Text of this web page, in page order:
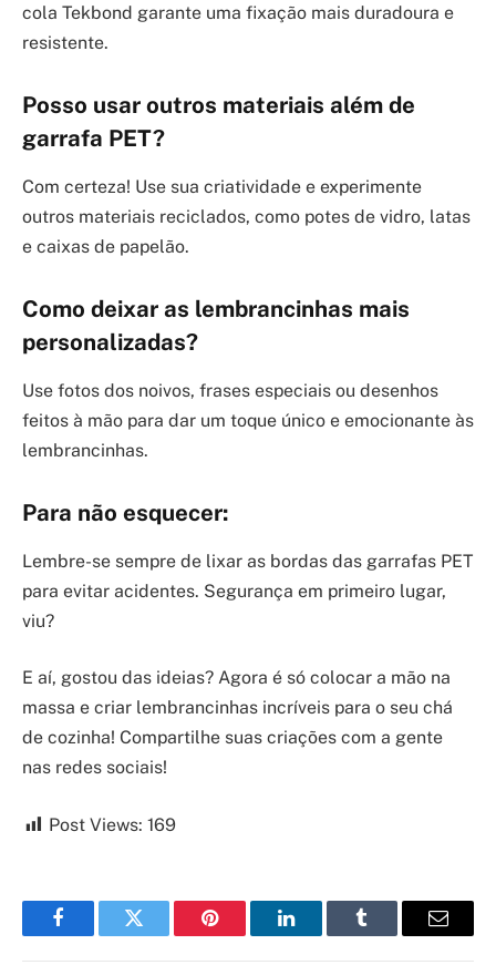
cola Tekbond garante uma fixação mais duradoura e
resistente.
Posso usar outros materiais além de
garrafa PET?
Com certeza! Use sua criatividade e experimente
outros materiais reciclados, como potes de vidro, latas
e caixas de papelão.
Como deixar as lembrancinhas mais
personalizadas?
Use fotos dos noivos, frases especiais ou desenhos
feitos à mão para dar um toque único e emocionante às
lembrancinhas.
Para não esquecer:
Lembre-se sempre de lixar as bordas das garrafas PET
para evitar acidentes. Segurança em primeiro lugar,
viu?
E aí, gostou das ideias? Agora é só colocar a mão na
massa e criar lembrancinhas incríveis para o seu chá
de cozinha! Compartilhe suas criações com a gente
nas redes sociais!
Post Views: 169
FacebookTwitter Pinterest LinkedInTumblr Email